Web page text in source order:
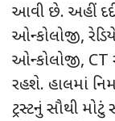
આવી છે. અહીં
ઓન્કોલોજી,
ઓન્કોલોજી, CT
રહશે. હાલમાં
ટ્રસ્ટનું સૌથી